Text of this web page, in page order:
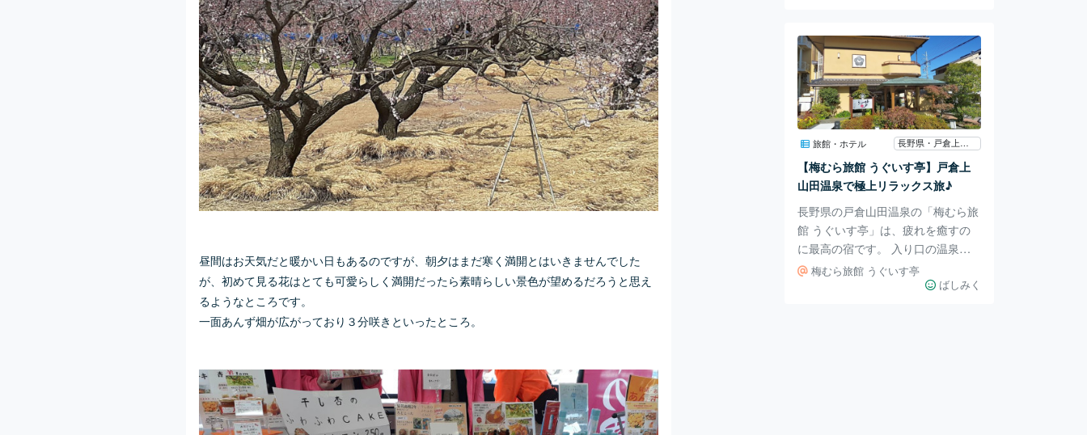
昼間はお天気だと暖かい日もあるのですが、朝夕はまだ寒く満開とはいきませんでした
が、初めて見る花はとても可愛らしく満開だったら素晴らしい景色が望めるだろうと思え
るようなところです。
一面あんず畑が広がっており３分咲きといったところ。
した！ 美しい！ 健康長寿の道祖神
を発見！ 長野県は男女共に長寿県
としても有名ですからねえ・・ こ
ちらが御朱印もいただける道祖神の
像です。 御朱印ブームは止まりま
せんね～ 昔から安曇にはよろずの
願いが叶うとされる道祖神が多くあ
その信仰を受け継ぎ道祖神の銅像を
作っているようで
旅館・ホテル 長野県・戸倉上山田・千曲
【梅むら旅館 うぐいす亭】戸倉上
山田温泉で極上リラックス旅♪
長野県の戸倉山田温泉の「梅むら旅
館 うぐいす亭」は、疲れを癒すの
に最高の宿です。 入り口の温泉街
から、硫黄の香りが漂います。 硫
黄泉好きの私はかなり好み。 足を
梅むら旅館 うぐいす亭
ばしみく